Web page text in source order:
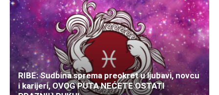
RIBE: Sudbina sprema preokret u ljubavi, novcu
i karijeri, OVOG PUTA NEĆETE OSTATI